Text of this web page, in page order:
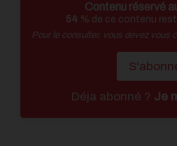
Contenu réservé
54 % de ce contenu
Pour le consulter, vous devez vous
Déja abonné ? Je